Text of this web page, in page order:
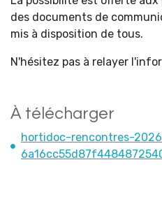
des documents de
mis à disposition de tous.
N'hésitez pas à relayer
À télécharger
hortidoc-rencontres-